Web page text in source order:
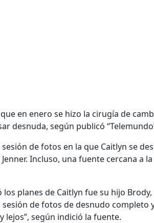
en enero se hizo la cirugía de
desnuda, según publicó
de fotos en la que Caitlyn se
Incluso, una fuente cercana a
planes de Caitlyn fue su hijo Brody,
de fotos de desnudo completo
lejos”, según indició la fuente.